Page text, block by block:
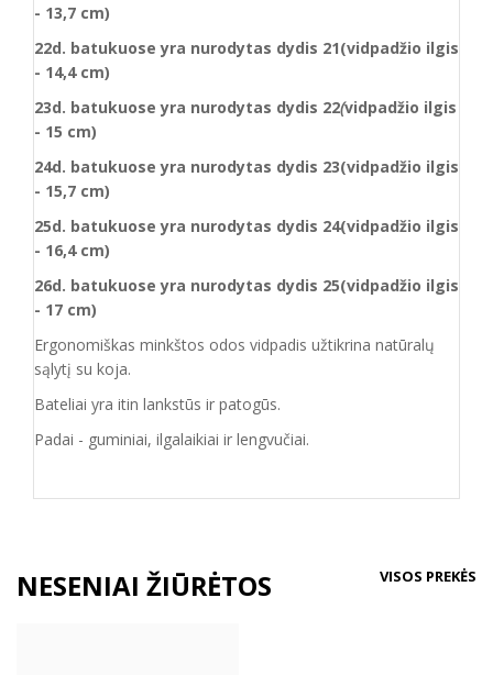
- 13,7 cm)
22d. batukuose yra nurodytas dydis 21(vidpadžio ilgis
- 14,4 cm)
23d. batukuose yra nurodytas dydis 22(vidpadžio ilgis
- 15 cm)
24d. batukuose yra nurodytas dydis 23(vidpadžio ilgis
- 15,7 cm)
25d. batukuose yra nurodytas dydis 24(vidpadžio ilgis
- 16,4 cm)
26d. batukuose yra nurodytas dydis 25(vidpadžio ilgis
- 17 cm)
Ergonomiškas minkštos odos vidpadis užtikrina natūralų
sąlytį su koja.
Bateliai yra itin lankstūs ir patogūs.
Padai - guminiai, ilgalaikiai ir lengvučiai.
NESENIAI ŽIŪRĖTOS VISOS PREKĖS